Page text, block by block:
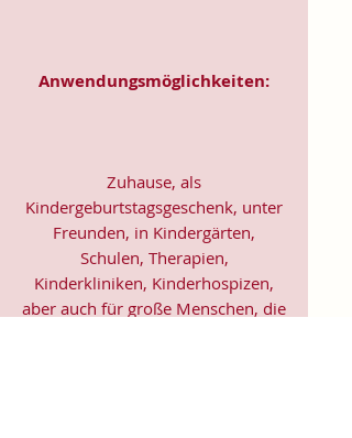
Anwendungsmöglichkeiten:
Zuhause, als
Kindergeburtstagsgeschenk, unter
Freunden, in Kindergärten,
Schulen, Therapien,
Kinderkliniken, Kinderhospizen,
aber auch für große Menschen, die